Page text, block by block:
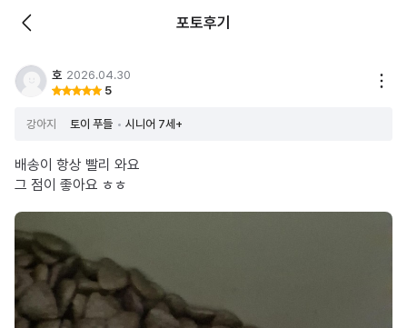
포토후기
호 2026.04.30
5
강아지 토이 푸들 시니어 7세+
배송이 항상 빨리 와요
그 점이 좋아요 ㅎㅎ